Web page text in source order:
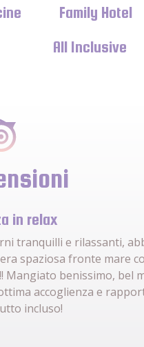
Family Hotel
All Inclusive
in relax
tranquilli e rilassanti,
spaziosa fronte mare
Mangiato benissimo, bel
accoglienza e
incluso!